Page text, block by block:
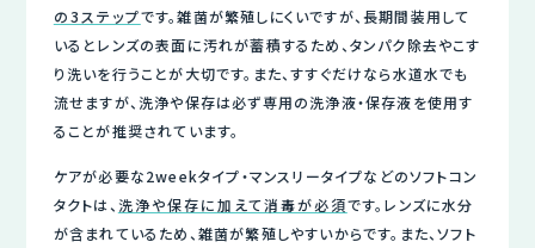
の3ステップです。雑菌が繁殖しにくいですが、長期間装用して
いるとレンズの表面に汚れが蓄積するため、タンパク除去やこす
り洗いを行うことが大切です。また、すすぐだけなら水道水でも
流せますが、洗浄や保存は必ず専用の洗浄液・保存液を使用す
ることが推奨されています。
ケアが必要な2weekタイプ・マンスリータイプなどのソフトコン
タクトは、 洗浄や保存に加えて消毒が必須です。レンズに水分
が含まれているため、雑菌が繁殖しやすいからです。また、ソフト